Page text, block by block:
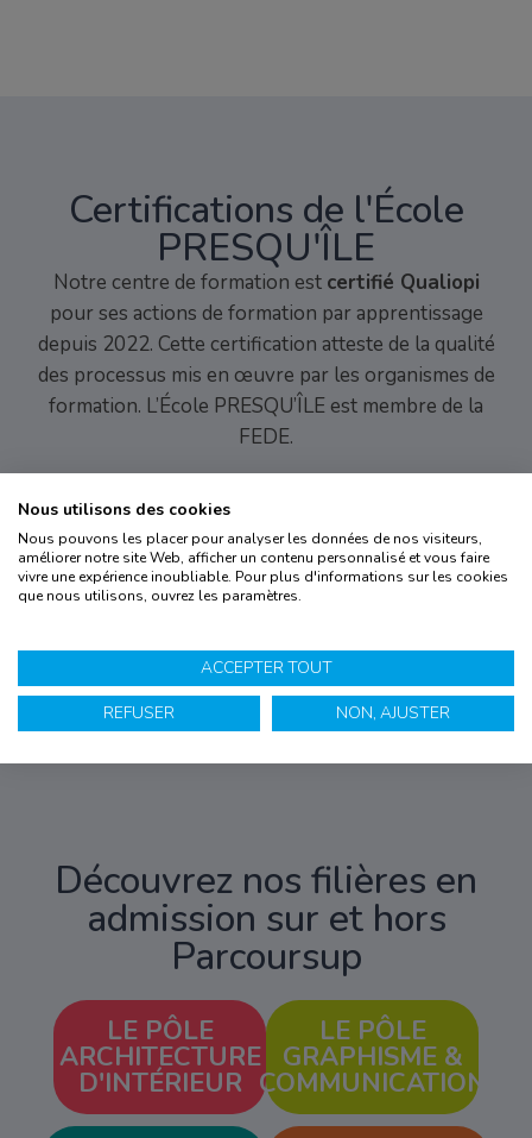
Certifications de l'École
PRESQU'ÎLE
Notre centre de formation est certifié Qualiopi
pour ses actions de formation par apprentissage
depuis 2022. Cette certification atteste de la qualité
des processus mis en œuvre par les organismes de
formation. L’École PRESQU’ÎLE est membre de la
FEDE.
La
certification
qualité a été
d’actions
formation
par
apprentissage.
certificat)
Découvrez nos filières en
admission sur et hors
Parcoursup
LE PÔLE
ARCHITECTURE
D'INTÉRIEUR
LE PÔLE
GRAPHISME &
COMMUNICATION
Nous utilisons des cookies
Nous pouvons les placer pour analyser les données de nos visiteurs,
améliorer notre site Web, afficher un contenu personnalisé et vous faire
vivre une expérience inoubliable. Pour plus d'informations sur les cookies
que nous utilisons, ouvrez les paramètres.
ACCEPTER TOUT
REFUSER
NON, AJUSTER